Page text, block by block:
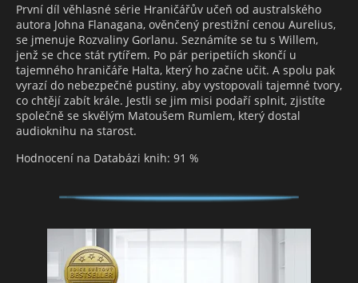
První díl věhlasné série Hraničářův učeň od australského
autora Johna Flanagana, ověnčený prestižní cenou Aurelius,
se jmenuje Rozvaliny Gorlanu. Seznámíte se tu s Willem,
jenž se chce stát rytířem. Po pár peripetiích skončí u
tajemného hraničáře Halta, který ho začne učit. A spolu pak
vyrazí do nebezpečné pustiny, aby vystopovali tajemné tvory,
co chtějí zabít krále. Jestli se jim misi podaří splnit, zjistíte
společně se skvělým Matoušem Rumlem, který dostal
audioknihu na starost.
Hodnocení na Databázi knih: 91 %